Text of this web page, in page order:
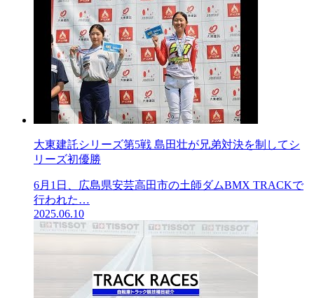
大東建託シリーズ第5戦 島田壮が兄弟対決を制してシ
リーズ初優勝
6月1日、広島県安芸高田市の土師ダムBMX TRACKで
行われた…
2025.06.10